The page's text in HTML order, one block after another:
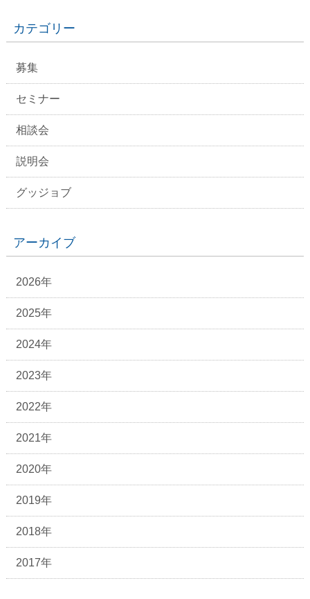
カテゴリー
募集
セミナー
相談会
説明会
グッジョブ
アーカイブ
2026年
2025年
2024年
2023年
2022年
2021年
2020年
2019年
2018年
2017年